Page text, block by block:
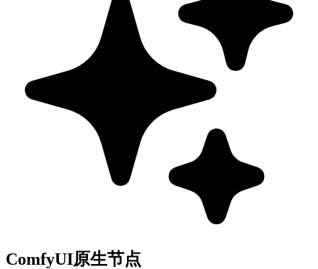
ComfyUI原生节点